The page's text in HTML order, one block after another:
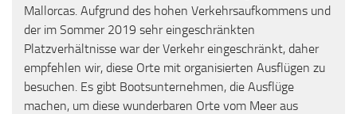
Mallorcas. Aufgrund des hohen Verkehrsaufkommens und
der im Sommer 2019 sehr eingeschränkten
Platzverhältnisse war der Verkehr eingeschränkt, daher
empfehlen wir, diese Orte mit organisierten Ausflügen zu
besuchen. Es gibt Bootsunternehmen, die Ausflüge
machen, um diese wunderbaren Orte vom Meer aus